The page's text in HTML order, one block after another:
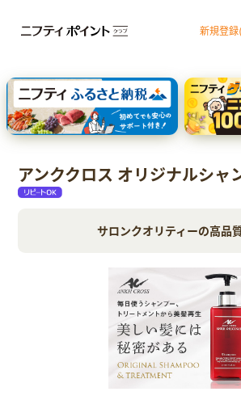
新規登
エポスカード【最短1週間程度付与】
【親権者さまの代理申込専用】三井住友銀行
三井住友カード（NL）
アンククロス オリジナルシャ
サロンクオリティーの高品